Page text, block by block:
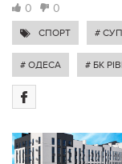
0 0
СПОРТ #
# ОДЕСА # БК